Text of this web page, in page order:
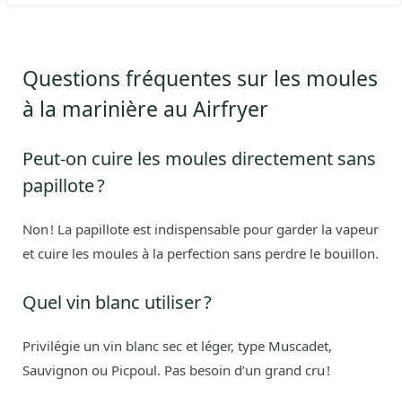
Questions fréquentes sur les moules
à la marinière au Airfryer
Peut-on cuire les moules directement sans
papillote ?
Non ! La papillote est indispensable pour garder la vapeur
et cuire les moules à la perfection sans perdre le bouillon.
Quel vin blanc utiliser ?
Privilégie un vin blanc sec et léger, type Muscadet,
Sauvignon ou Picpoul. Pas besoin d’un grand cru !